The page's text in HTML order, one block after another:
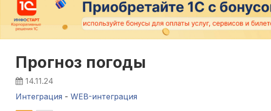
Прогноз погоды
14.11.24
Интеграция - WEB-интеграция